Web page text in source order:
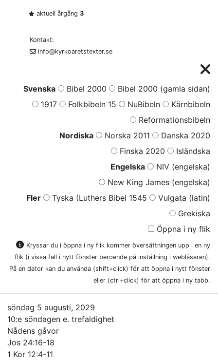
aktuell årgång 3
Kontakt:
info@kyrkoaretstexter.se
Svenska Bibel 2000
Bibel 2000 (gamla sidan)
1917
Folkbibeln 15 NuBibeln
Kärnbibeln
Reformationsbibeln
Nordiska
Norska 2011
Danska 2020
Finska 2020
Isländska
Engelska
NIV (engelska)
New King James (engelska)
Fler
Tyska (Luthers Bibel 1545
Vulgata (latin)
Grekiska
Öppna i ny flik
Kryssar du i öppna i ny flik kommer översättningen upp i en ny
flik (i vissa fall i nytt fönster beroende på inställning i webläsaren).
På en dator kan du använda (shift+click) för att öppna i nytt fönster
eller (ctrl+click) för att öppna i ny tabb.
söndag 5 augusti, 2029
10:e söndagen e. trefaldighet
Nådens gåvor
Jos 24:16-18
1 Kor 12:4-11